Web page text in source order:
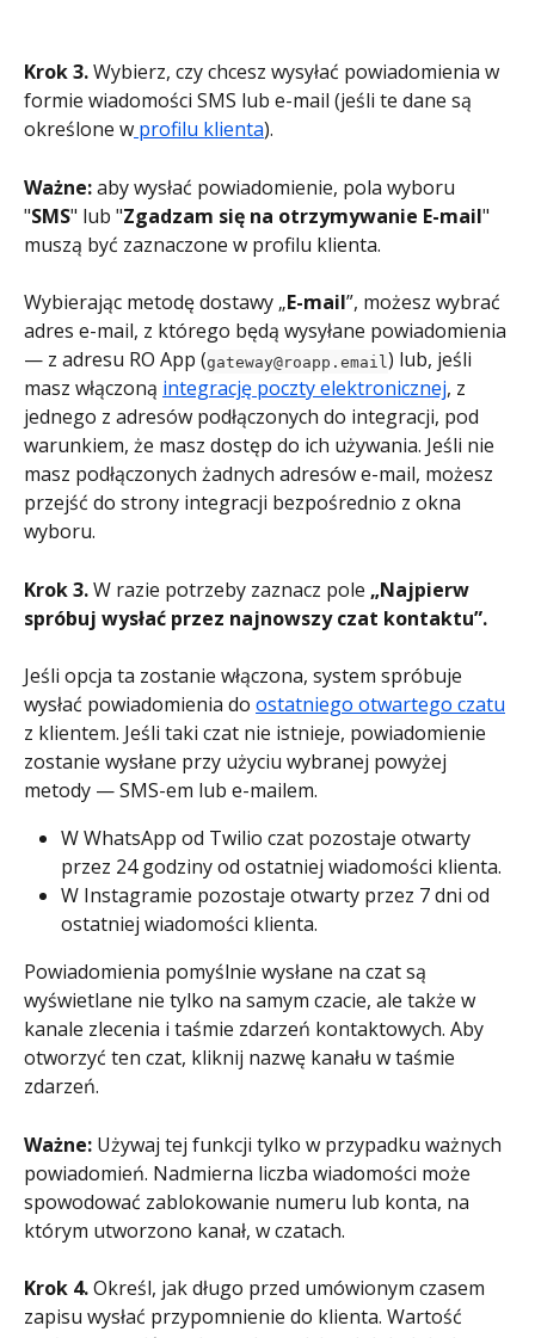
Krok 3. Wybierz, czy chcesz wysyłać powiadomienia w
formie wiadomości SMS lub e-mail (jeśli te dane są
określone w profilu klienta).
Ważne: aby wysłać powiadomienie, pola wyboru
"SMS" lub "Zgadzam się na otrzymywanie E-mail"
muszą być zaznaczone w profilu klienta.
Wybierając metodę dostawy „E-mail”, możesz wybrać
adres e-mail, z którego będą wysyłane powiadomienia
— z adresu RO App (gateway@roapp.email ) lub, jeśli
masz włączoną integrację poczty elektronicznej, z
jednego z adresów podłączonych do integracji, pod
warunkiem, że masz dostęp do ich używania. Jeśli nie
masz podłączonych żadnych adresów e-mail, możesz
przejść do strony integracji bezpośrednio z okna
wyboru.
Krok 3. W razie potrzeby zaznacz pole „Najpierw
spróbuj wysłać przez najnowszy czat kontaktu”.
Jeśli opcja ta zostanie włączona, system spróbuje
wysłać powiadomienia do ostatniego otwartego czatu
z klientem. Jeśli taki czat nie istnieje, powiadomienie
zostanie wysłane przy użyciu wybranej powyżej
metody — SMS-em lub e-mailem.
W WhatsApp od Twilio czat pozostaje otwarty
przez 24 godziny od ostatniej wiadomości klienta.
W Instagramie pozostaje otwarty przez 7 dni od
ostatniej wiadomości klienta.
Powiadomienia pomyślnie wysłane na czat są
wyświetlane nie tylko na samym czacie, ale także w
kanale zlecenia i taśmie zdarzeń kontaktowych. Aby
otworzyć ten czat, kliknij nazwę kanału w taśmie
zdarzeń.
Ważne: Używaj tej funkcji tylko w przypadku ważnych
powiadomień. Nadmierna liczba wiadomości może
spowodować zablokowanie numeru lub konta, na
którym utworzono kanał, w czatach.
Krok 4. Określ, jak długo przed umówionym czasem
zapisu wysłać przypomnienie do klienta. Wartość